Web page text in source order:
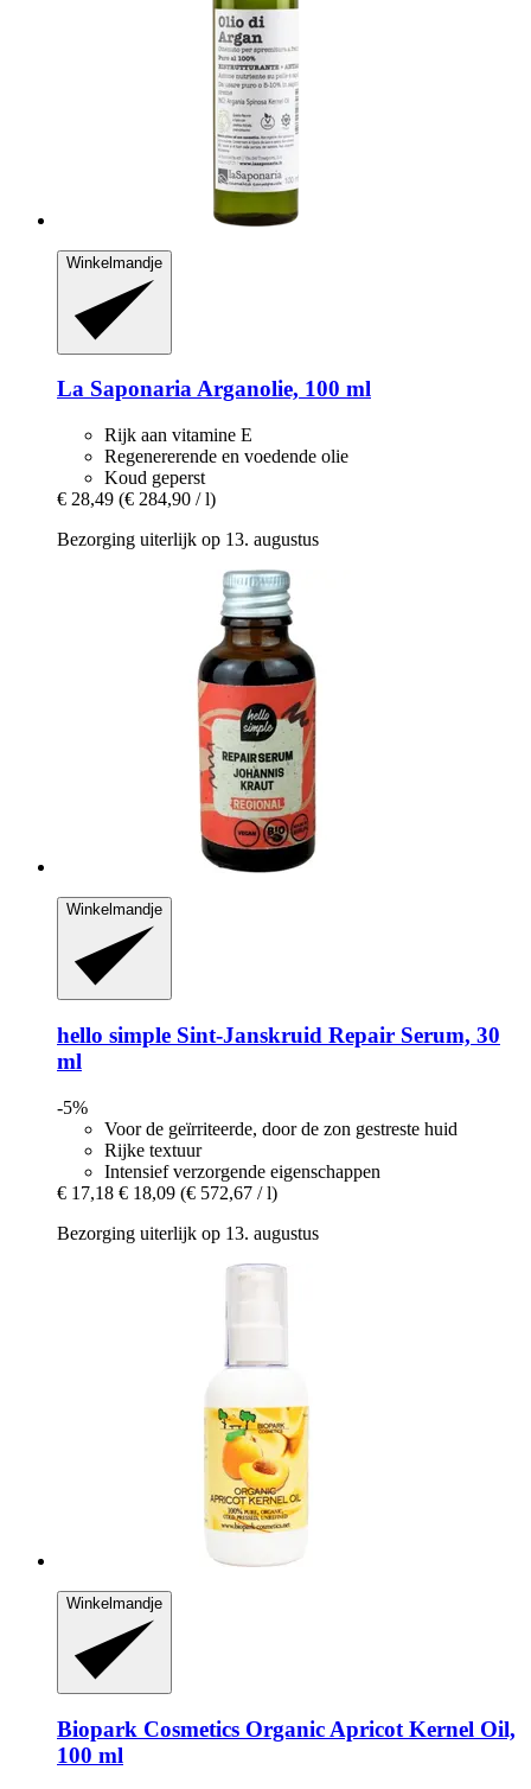
Winkelmandje
La SaponariaArganolie, 100 ml
Rijk aan vitamine E
Regenererende en voedende olie
Koud geperst
€ 28,49 (€ 284,90 / l)
Bezorging uiterlijk op 13. augustus
Winkelmandje
hello simple Sint-​Janskruid Repair Serum, 30
ml
-5%
Voor de geïrriteerde, door de zon gestreste huid
Rijke textuur
Intensief verzorgende eigenschappen
€ 17,18 € 18,09 (€ 572,67 / l)
Bezorging uiterlijk op 13. augustus
Winkelmandje
Biopark Cosmetics Organic Apricot Kernel Oil,
100 ml